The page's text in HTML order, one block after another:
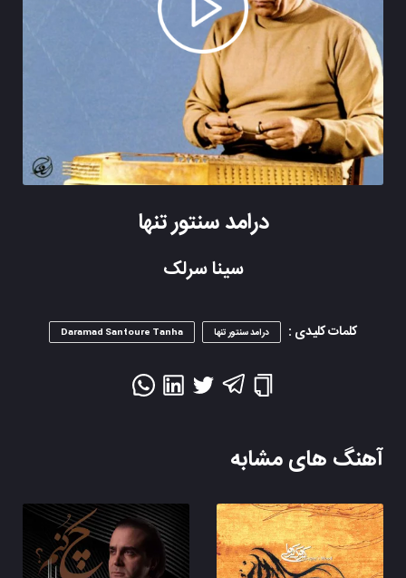
درامد سنتور تنها
سینا سرلک
کلمات کلیدی : درامد سنتور تنها Daramad Santoure Tanha
آهنگ های مشابه